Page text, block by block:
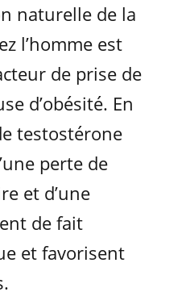
naturelle de la
l’homme est
de prise de
d’obésité. En
testostérone
perte de
et d’une
de fait
et favorisent